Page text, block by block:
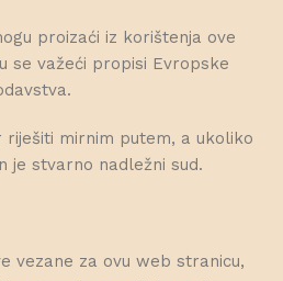
proizaći iz korištenja ove
se važeći propisi Evropske
mirnim putem, a ukoliko
je stvarno nadležni sud.
vezane za ovu web stranicu,